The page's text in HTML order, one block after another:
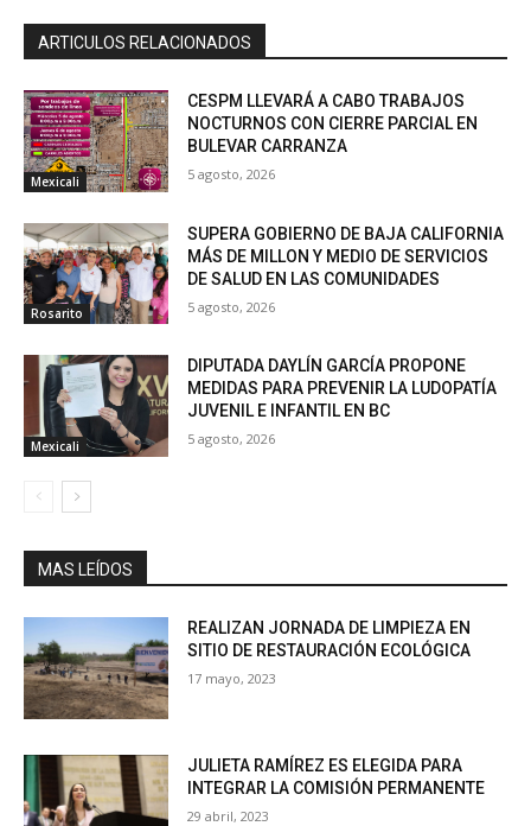
ARTICULOS RELACIONADOS
Mexicali
CESPM LLEVARÁ A CABO TRABAJOS
NOCTURNOS CON CIERRE PARCIAL EN
BULEVAR CARRANZA
5 agosto, 2026
Rosarito
SUPERA GOBIERNO DE BAJA CALIFORNIA
MÁS DE MILLON Y MEDIO DE SERVICIOS
DE SALUD EN LAS COMUNIDADES
5 agosto, 2026
Mexicali
DIPUTADA DAYLÍN GARCÍA PROPONE
MEDIDAS PARA PREVENIR LA LUDOPATÍA
JUVENIL E INFANTIL EN BC
5 agosto, 2026
MAS LEÍDOS
REALIZAN JORNADA DE LIMPIEZA EN
SITIO DE RESTAURACIÓN ECOLÓGICA
17 mayo, 2023
JULIETA RAMÍREZ ES ELEGIDA PARA
INTEGRAR LA COMISIÓN PERMANENTE
29 abril, 2023